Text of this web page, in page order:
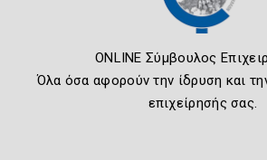
ONLINE Σύμβουλος
Όλα όσα αφορούν την ίδρυση και
επιχείρησής σας.